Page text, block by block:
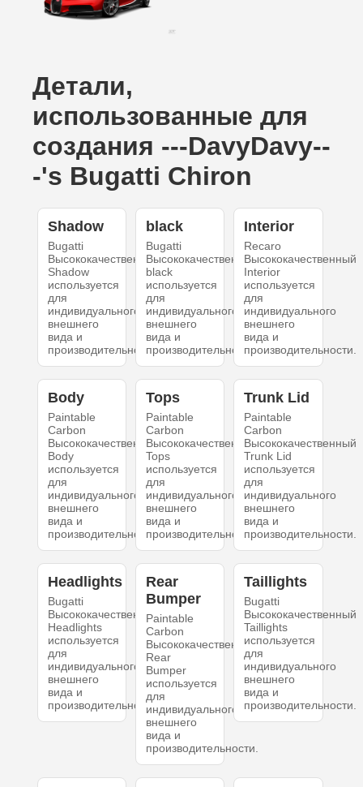
Детали,
использованные для
создания ---DavyDavy--
-'s Bugatti Chiron
Shadow
Bugatti
Высококачественный
Shadow
используется
для
индивидуального
внешнего
вида и
производительности.
black
Bugatti
Высококачественный
black
используется
для
индивидуального
внешнего
вида и
производительности.
Interior
Recaro
Высококачественный
Interior
используется
для
индивидуального
внешнего
вида и
производительности.
Body
Paintable
Carbon
Высококачественный
Body
используется
для
индивидуального
внешнего
вида и
производительности.
Tops
Paintable
Carbon
Высококачественный
Tops
используется
для
индивидуального
внешнего
вида и
производительности.
Trunk Lid
Paintable
Carbon
Высококачественный
Trunk Lid
используется
для
индивидуального
внешнего
вида и
производительности.
Headlights
Bugatti
Высококачественный
Headlights
используется
для
индивидуального
внешнего
вида и
производительности.
Rear
Bumper
Paintable
Carbon
Высококачественный
Rear
Bumper
используется
для
индивидуального
внешнего
вида и
производительности.
Taillights
Bugatti
Высококачественный
Taillights
используется
для
индивидуального
внешнего
вида и
производительности.